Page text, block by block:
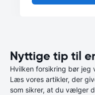
Nyttige tip til
Hvilken forsikring bør
Læs vores artikler, der
som sikrer, at du vælger